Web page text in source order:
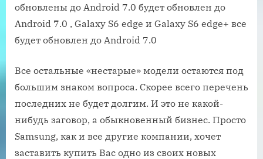
обновлены до Android 7.0 будет обновлен до
Android 7.0 , Galaxy S6 edge и Galaxy S6 edge+ все
будет обновлен до Android 7.0
Все остальные «нестарые» модели остаются под
большим знаком вопроса. Скорее всего перечень
последних не будет долгим. И это не какой-
нибудь заговор, а обыкновенный бизнес. Просто
Samsung, как и все другие компании, хочет
заставить купить Вас одно из своих новых